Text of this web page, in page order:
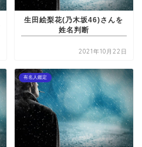
生田絵梨花(乃木坂46)さんを
姓名判断
2021年10月22日
有名人鑑定